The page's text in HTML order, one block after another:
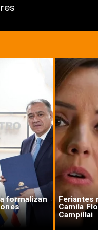
formalizan
Feriantes
Camila
Campillai